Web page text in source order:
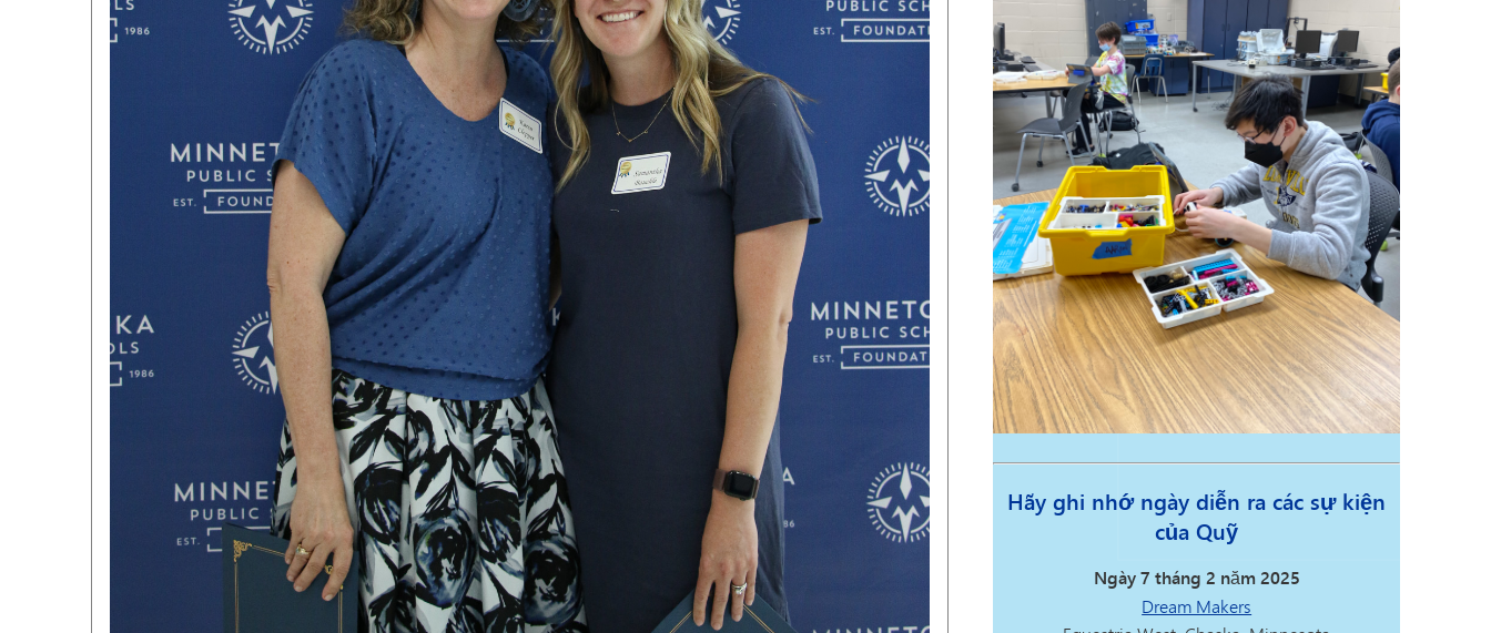
Hãy ghi nhớ ngày diễn ra các sự kiện
của Quỹ
Ngày 7 tháng 2 năm 2025
Dream Makers